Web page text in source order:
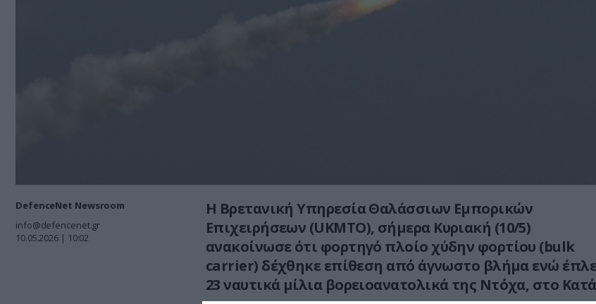
DefenceNet Newsroom
info@defencenet.gr
10.05.2026 | 10:02
Η Βρετανική Υπηρεσία Θαλάσσιων Εμπορικών
Επιχειρήσεων (UKMTO), σήμερα Κυριακή (10/5)
ανακοίνωσε ότι φορτηγό πλοίο χύδην φορτίου (bulk
carrier) δέχθηκε επίθεση από άγνωστο βλήμα ενώ
23 ναυτικά μίλια βορειοανατολικά της Ντόχα, στο